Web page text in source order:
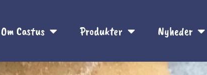
Om Castus Produkter Nyheder